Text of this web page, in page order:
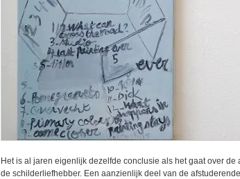
Het is al jaren eigenlijk dezelfde conclusie als het gaat over
de schilderliefhebber. Een aanzienlijk deel van de